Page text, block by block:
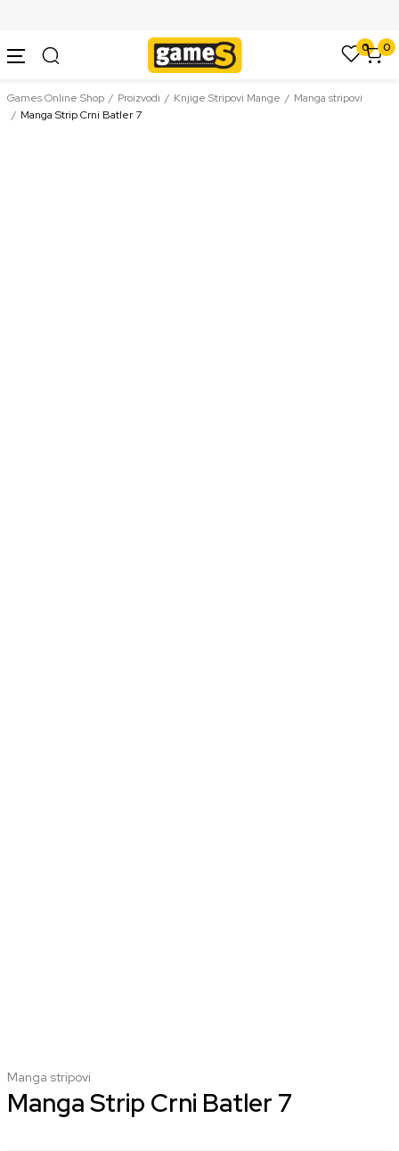
0 0
Games Online Shop Proizvodi Knjige Stripovi Mange
Manga stripovi
Manga Strip Crni Batler 7
Manga stripovi
Manga Strip Crni Batler 7